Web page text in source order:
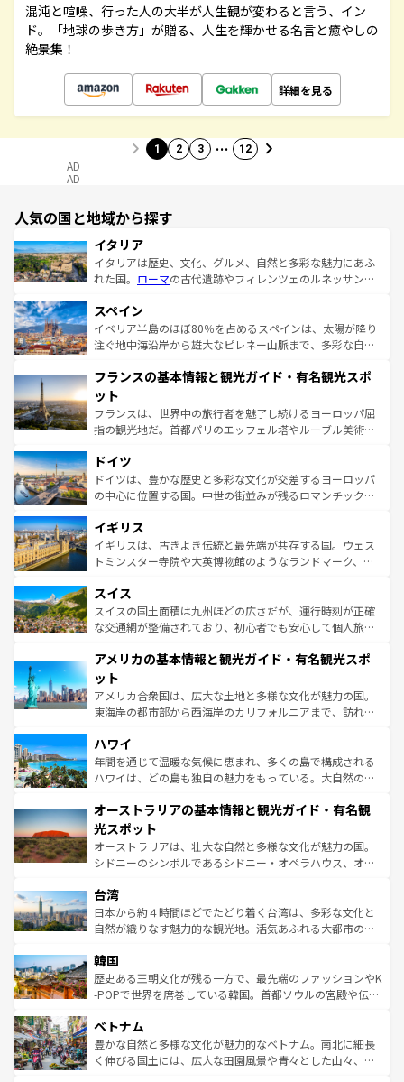
混沌と喧噪、行った人の大半が人生観が変わると言う、イン
ド。「地球の歩き方」が贈る、人生を輝かせる名言と癒やしの
絶景集！
詳細を見る
1 2 3 … 12
AD
AD
人気の国と地域から探す
イタリア
イタリアは歴史、文化、グルメ、自然と多彩な魅力にあふ
れた国。 ローマの古代遺跡やフィレンツェのルネッサンス
ろん、トスカーナの美しい田園風景やアマルフィ海岸の絶
景など、自然景観も見逃せない。観光の合間には、本場の
ピザやパスタなど、絶品のイタリア料理を堪能することも
ませてくれるイタリアで、忘れられない旅をしてみよう！
なお、新着のイタリア情報は
しい。
スペイン
イベリア半島のほぼ80％を占めるスペインは、太陽が降り
注ぐ地中海沿岸から雄大なピレネー山脈まで、多彩な自然
文化が根付くこの国では、情熱的なフラメンコ、熱気あふ
れる闘牛、そして美味しいタパスが生活の一部となってい
る。首都マドリードの洗練された雰囲気や、バルセロナの
アートに溢れた街角から、地方では古代ローマ遺跡や中世
せる。地方によって風土や気候が異なるスペインはその個
性で訪れる人を魅了する。 なお、新着のスペイン情報は コ
ンテンツ一覧を参照してほしい。
フランスの基本情報と観光ガイド・有名観光スポ
ット
フランスは、世界中の旅行者を魅了し続けるヨーロッパ屈
指の観光地だ。首都パリのエッフェル塔やルーブル美術館
で、幅広い魅力が詰まっている。華麗な宮殿、歴史的な大
聖堂、美しいビーチ、そして豊かな自然が、訪れる者を心
から魅了する。また、フランスは美食の国としても知ら
いる。シャンパンの発祥地であるランス、プロヴァンスの
香り高いラベンダー畑など、多彩な楽しみ方が可能だ。さ
らに、パリ以外の地域にも魅力が溢れており、どの街角に
れる地方に足を運ぶとそれぞれで全く異なる文化を体験で
きるだろう。 なお、新着のフランス情報はコンテンツ一覧
を参照してほしい。
ドイツ
ドイツは、豊かな歴史と多彩な文化が交差するヨーロッパ
の中心に位置する国。中世の街並みが残るロマンチック街
顔を持つこの国は、どこを歩いても飽きることがない。ベ
ルリンの文化的活気、バイエルン州のアルプスの絶景、そ
してライン川沿いのワイン畑といった風景は必見。ビール
は、お酒好きな人にはぜひ体験してほしい。 なお、新着の
ドイツ情報はコンテンツ一覧を参照してほしい。
イギリス
イギリスは、古きよき伝統と最先端が共存する国。ウェス
トミンスター寺院や大英博物館のようなランドマーク、歴
リアごとに異なる魅力がある。また、優雅なアフタヌーン
ティー、ビール好きにはたまらない英国パブ、サッカー観
戦など、本場だからこそできる体験も豊富。イギリスを旅
ンツ一覧を参照してほしい。
スイス
スイスの国土面積は九州ほどの広さだが、運行時刻が正確
な交通網が整備されており、初心者でも安心して個人旅行
の建物がそのまま残る町や、スイスならではのユニークな
博物館もあり、アルプス観光だけでなく町歩きも満喫する
ことができる。国民の所得が高いため物価も高いが、旅行
者向けの交通パス提供のサービスもあり、うまく活用すれ
着のスイス情報は
アメリカの基本情報と観光ガイド・有名観光スポ
ット
アメリカ合衆国は、広大な土地と多様な文化が魅力の国。
東海岸の都市部から西海岸のカリフォルニアまで、訪れる
のような巨大都市は、観光、ショッピング、エンターテイ
ンメントが詰まった刺激的なスポットだ。一方、アメリカ
西部には大自然が広がり、グランドキャニオンやイエロー
部のニューオーリンズでは、音楽と美食が融合した独特の
文化が魅力。旅行者はアメリカの各地域で異なる魅力を楽
しみながら、その多様性と豊かな歴史を感じることができ
るだろう。車でのロードトリップや列車の旅も、アメリカ
情報は
ハワイ
年間を通じて温暖な気候に恵まれ、多くの島で構成される
ハワイは、どの島も独自の魅力をもっている。大自然の神
ワイ島は見逃せない。また、定番の観光地といえばオアフ
島だが、静かな自然を求めるならマウイ島やカウアイ島が
おすすめ。エメラルドグリーンに輝く海をはじめ、豊かな
文化や歴史が息づいている。「アロハスピリット」と呼ば
人々、おいしいローカルフードやハワイアンミュージッ
ク、伝統的なフラダンスなど、すべてがハワイの魅力を彩
っている。訪れるたびに新しい発見と感動が待っているハ
はコンテンツ一覧
オーストラリアの基本情報と観光ガイド・有名観
光スポット
オーストラリアは、壮大な自然と多様な文化が魅力の国。
シドニーのシンボルであるシドニー・オペラハウス、オー
リアリーフや大陸中央部にそびえるウルル（エアーズロッ
ク）、タスマニアの美しい原生林やケアンズの熱帯雨林な
ど、見どころがたくさん。また、カフェやワイン、オージ
いる。アクティビティも充実しており、サーフィンやダイ
ビング、ハイキングなど、アウトドア好きにはたまらな
い。オーストラリアの多彩な魅力を存分に味わいつくそ
参照してほしい。
台湾
日本から約４時間ほどでたどり着く台湾は、多彩な文化と
自然が織りなす魅力的な観光地。活気あふれる大都市の台
ン）、静ひつな山岳地帯である台湾東部など、都市の喧騒
と山間の静けさが共存しており、訪れる人に新しい発見と
驚きをもたらしてくれる。また、奥深い台湾の食文化も魅
容にもいいと評判のスイーツなど、バラエティ豊かな料理
が味わえる。 なお、新着の台湾情報は コンテンツ一覧を参
照してほしい。
韓国
歴史ある王朝文化が残る一方で、最先端のファッションやK
-POPで世界を席巻している韓国。首都ソウルの宮殿や伝統
き、地方に足を延ばせば四季折々の自然美を楽しむことが
できる。そして、キムチや焼肉、絶品のストリートフード
まで、さまざまな韓国料理が待っている。夜には、韓国な
ベトナム
豊かな自然と多様な文化が魅力的なベトナム。南北に細長
く伸びる国土には、広大な田園風景や青々とした山々、世